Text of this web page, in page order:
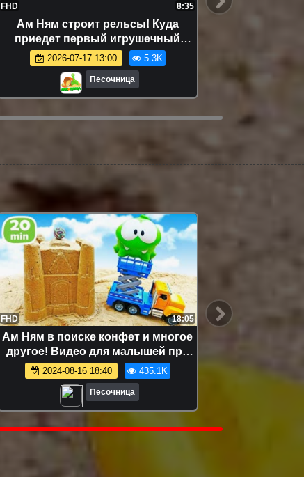
FHD 8:35
Ам Ням строит рельсы! Куда
приедет первый игрушечный
поезд?
2026-07-17 13:00 5.3K
Песочница
FHD 18:05
Ам Ням в поиске конфет и многое
другое! Видео для малышей про
игрушки
2024-08-16 18:40 435.1K
Песочница